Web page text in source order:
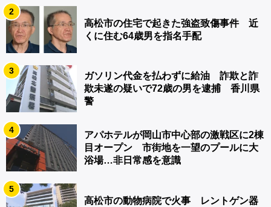
2
高松市の住宅で起きた強盗致傷事件 近
くに住む64歳男を指名手配
3
ガソリン代金を払わずに給油 詐欺と詐
欺未遂の疑いで72歳の男を逮捕 香川県
警
4
アパホテルが岡山市中心部の激戦区に2棟
目オープン 市街地を一望のプールに大
浴場…非日常感を意識
5
高松市の動物病院で火事 レントゲン器